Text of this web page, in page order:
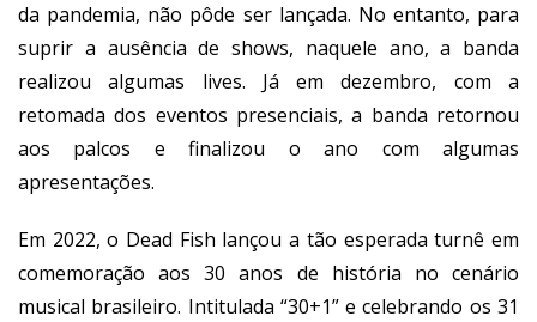
da pandemia, não pôde ser lançada. No entanto, para
suprir a ausência de shows, naquele ano, a banda
realizou algumas lives. Já em dezembro, com a
retomada dos eventos presenciais, a banda retornou
aos palcos e finalizou o ano com algumas
apresentações.
Em 2022, o Dead Fish lançou a tão esperada turnê em
comemoração aos 30 anos de história no cenário
musical brasileiro. Intitulada “30+1” e celebrando os 31